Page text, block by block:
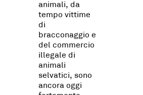
animali, da
tempo vittime
di
bracconaggio e
del commercio
illegale di
animali
selvatici, sono
ancora oggi